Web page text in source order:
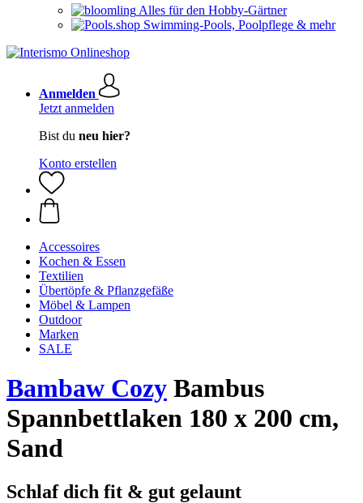
Alles für den Hobby-Gärtner
Swimming-Pools, Poolpflege & mehr
Anmelden
Jetzt anmelden
Bist du neu hier?
Konto erstellen
Accessoires
Kochen & Essen
Textilien
Übertöpfe & Pflanzgefäße
Möbel & Lampen
Outdoor
Marken
SALE
Bambaw Cozy Bambus
Spannbettlaken 180 x 200 cm,
Sand
Schlaf dich fit & gut gelaunt